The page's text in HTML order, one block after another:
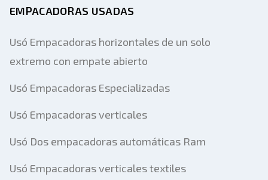
EMPACADORAS USADAS
Usó Empacadoras horizontales de un solo
extremo con empate abierto
Usó Empacadoras Especializadas
Usó Empacadoras verticales
Usó Dos empacadoras automáticas Ram
Usó Empacadoras verticales textiles